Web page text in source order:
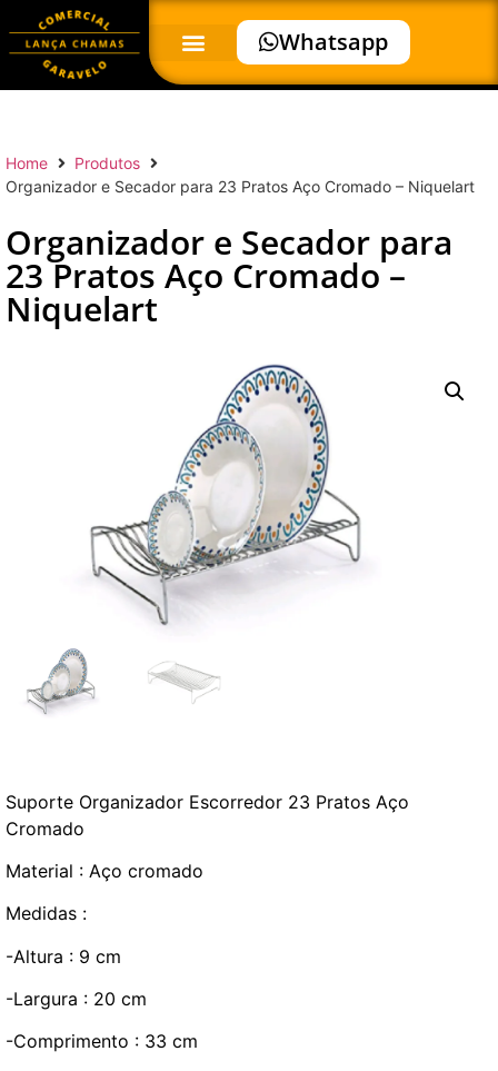
Whatsapp
Home
Produtos
Organizador e Secador para 23 Pratos Aço Cromado – Niquelart
Organizador e Secador para
23 Pratos Aço Cromado –
Niquelart
Suporte Organizador Escorredor 23 Pratos Aço
Cromado
Material : Aço cromado
Medidas :
-Altura : 9 cm
-Largura : 20 cm
-Comprimento : 33 cm